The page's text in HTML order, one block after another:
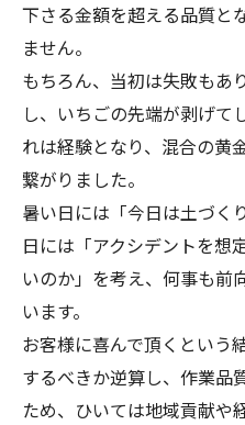
下さる金額を超える品質と
ません。
もちろん、当初は失敗もあ
し、いちごの先端が剥げ
れは経験となり、混合の黄
繋がりました。
暑い日には「今日は土づく
日には「アクシデントを想
いのか」を考え、何事も前
います。
お客様に喜んで頂くという
するべきか逆算し、作業品
ため、ひいては地域貢献や